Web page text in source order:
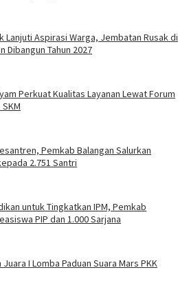
Lanjuti Aspirasi Warga, Jembatan Rusak di
Dibangun Tahun 2027
Perkuat Kualitas Layanan Lewat Forum
Pemkab Balangan Salurkan
2.751 Santri
untuk Tingkatkan IPM, Pemkab
PIP dan 1.000 Sarjana
Juara I Lomba Paduan Suara Mars PKK